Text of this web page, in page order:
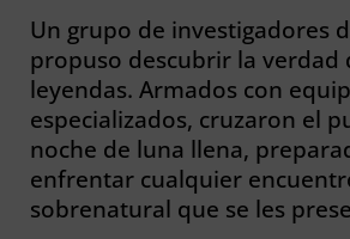
Un grupo de investigadores
propuso descubrir la verdad
leyendas. Armados con
especializados, cruzaron el
noche de luna llena,
enfrentar cualquier
sobrenatural que se les